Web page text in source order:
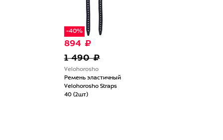
-40%
894 ₽
1 490 ₽
Velohorosho
Ремень эластичный
Velohorosho Straps
40 (2шт)